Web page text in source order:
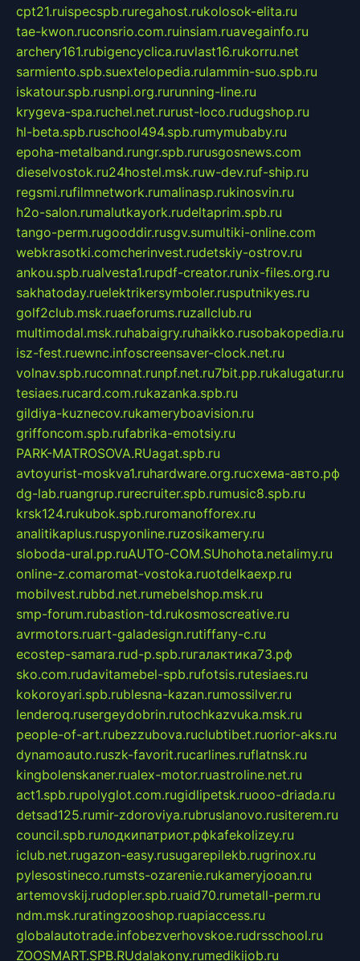
cpt21.ruispecspb.ruregahost.rukolosok-elita.ru
tae-kwon.ruconsrio.com.ruinsiam.ruavegainfo.ru
archery161.rubigencyclica.ruvlast16.rukorru.net
sarmiento.spb.suextelopedia.rulammin-suo.spb.ru
iskatour.spb.rusnpi.org.rurunning-line.ru
krygeva-spa.ruchel.net.rurust-loco.rudugshop.ru
hl-beta.spb.ruschool494.spb.rumymubaby.ru
epoha-metalband.rungr.spb.rurusgosnews.com
dieselvostok.ru24hostel.msk.ruw-dev.ruf-ship.ru
regsmi.rufilmnetwork.rumalinasp.rukinosvin.ru
h2o-salon.rumalutkayork.rudeltaprim.spb.ru
tango-perm.rugooddir.rusgv.sumultiki-online.com
webkrasotki.comcherinvest.rudetskiy-ostrov.ru
ankou.spb.rualvesta1.rupdf-creator.runix-files.org.ru
sakhatoday.ruelektrikersymboler.rusputnikyes.ru
golf2club.msk.ruaeforums.ruzallclub.ru
multimodal.msk.ruhabaigry.ruhaikko.rusobakopedia.ru
isz-fest.ruewnc.infoscreensaver-clock.net.ru
volnav.spb.rucomnat.runpf.net.ru7bit.pp.rukalugatur.ru
tesiaes.rucard.com.rukazanka.spb.ru
gildiya-kuznecov.rukameryboavision.ru
griffoncom.spb.rufabrika-emotsiy.ru
PARK-MATROSOVA.RUagat.spb.ru
avtoyurist-moskva1.ruhardware.org.ruсхема-авто.рф
dg-lab.ruangrup.rurecruiter.spb.rumusic8.spb.ru
krsk124.rukubok.spb.ruromanofforex.ru
analitikaplus.ruspyonline.ruzosikamery.ru
sloboda-ural.pp.ruAUTO-COM.SUhohota.netalimy.ru
online-z.comaromat-vostoka.ruotdelkaexp.ru
mobilvest.rubbd.net.rumebelshop.msk.ru
smp-forum.rubastion-td.rukosmoscreative.ru
avrmotors.ruart-galadesign.rutiffany-c.ru
ecostep-samara.rud-p.spb.ruгалактика73.рф
sko.com.rudavitamebel-spb.rufotsis.rutesiaes.ru
kokoroyari.spb.rublesna-kazan.rumossilver.ru
lenderoq.rusergeydobrin.rutochkazvuka.msk.ru
people-of-art.rubezzubova.ruclubtibet.ruorior-aks.ru
dynamoauto.ruszk-favorit.rucarlines.ruflatnsk.ru
kingbolenskaner.rualex-motor.ruastroline.net.ru
act1.spb.rupolyglot.com.rugidlipetsk.ruooo-driada.ru
detsad125.rumir-zdoroviya.rubruslanovo.rusiterem.ru
council.spb.ruлодкипатриот.рфkafekolizey.ru
iclub.net.rugazon-easy.rusugarepilekb.rugrinox.ru
pylesostineco.rumsts-ozarenie.rukameryjooan.ru
artemovskij.rudopler.spb.ruaid70.rumetall-perm.ru
ndm.msk.ruratingzooshop.ruapiaccess.ru
globalautotrade.infobezverhovskoe.rudrsschool.ru
ZOOSMART.SPB.RUdalakony.rumedikijob.ru